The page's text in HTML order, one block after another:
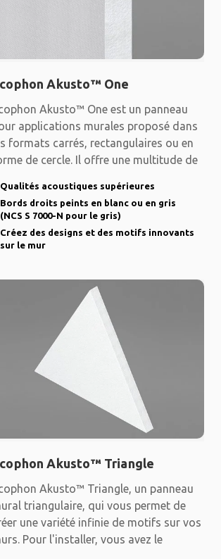
Akusto™ One
Akusto™ One est un panneau
applications murales proposé dans
formats carrés, rectangulaires ou en
de cercle. Il offre une multitude de
Qualités acoustiques supérieures
Bords droits peints en blanc ou en gris
(NCS S 7000-N pour le gris)
Créez des designs et des motifs innovants
sur le mur
Akusto™ Triangle
Akusto™ Triangle, un panneau
triangulaire, qui vous permet de
une variété infinie de motifs sur vos
Pour l'installer, vous avez le